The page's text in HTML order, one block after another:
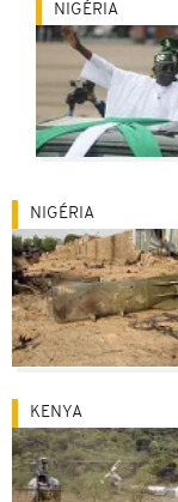
NIGÉRIA
NIGÉRIA
KENYA